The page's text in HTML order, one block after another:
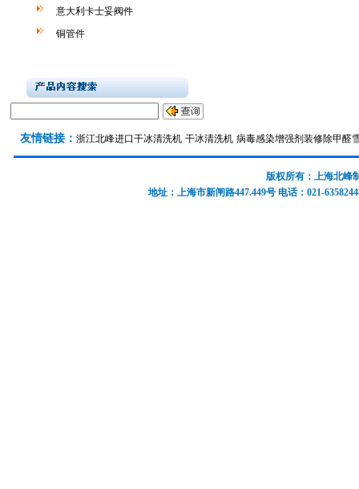
意大利卡士妥阀件
铜管件
友情链接： 浙江北峰进口干冰清洗机 干冰清洗机 病毒感染增强剂 装修除甲醛
版权所有：上海北峰
地址：上海市新闸路447.449号 电话：021-